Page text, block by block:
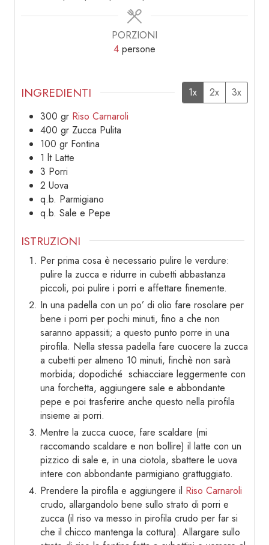
PORZIONI
4 persone
INGREDIENTI 1x 2x
3x
300 gr Riso Carnaroli
400 gr Zucca Pulita
100 gr Fontina
1 lt Latte
3 Porri
2 Uova
q.b. Parmigiano
q.b. Sale e Pepe
ISTRUZIONI
Per prima cosa è necessario pulire le verdure:
pulire la zucca e ridurre in cubetti abbastanza
piccoli, poi pulire i porri e affettare finemente.
In una padella con un po’ di olio fare rosolare per
bene i porri per pochi minuti, fino a che non
saranno appassiti; a questo punto porre in una
pirofila. Nella stessa padella fare cuocere la zucca
a cubetti per almeno 10 minuti, finchè non sarà
morbida; dopodiché schiacciare leggermente con
una forchetta, aggiungere sale e abbondante
pepe e poi trasferire anche questo nella pirofila
insieme ai porri.
Mentre la zucca cuoce, fare scaldare (mi
raccomando scaldare e non bollire) il latte con un
pizzico di sale e, in una ciotola, sbattere le uova
intere con abbondante parmigiano grattuggiato.
Prendere la pirofila e aggiungere il Riso Carnaroli
crudo, allargandolo bene sullo strato di porri e
zucca (il riso va messo in pirofila crudo per far si
che il chicco mantenga la cottura). Allargare sullo